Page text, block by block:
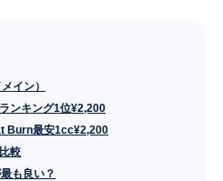
イン）
ンキング1位¥2,200
Burn最安1cc¥2,200
較
も良い？